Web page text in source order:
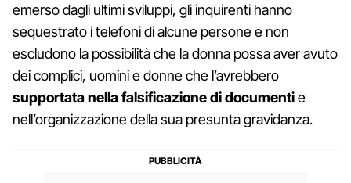
emerso dagli ultimi sviluppi, gli inquirenti hanno
sequestrato i telefoni di alcune persone e non
escludono la possibilità che la donna possa aver avuto
dei complici, uomini e donne che l’avrebbero
supportata nella falsificazione di documentie
nell’organizzazione della sua presunta gravidanza.